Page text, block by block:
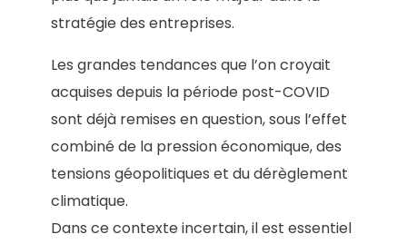
stratégie des entreprises.
Les grandes tendances que l’on croyait
acquises depuis la période post-COVID
sont déjà remises en question, sous l’effet
combiné de la pression économique, des
tensions géopolitiques et du dérèglement
climatique.
Dans ce contexte incertain, il est essentiel